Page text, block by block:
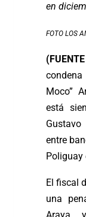
en
FOTO LOS
condena
Moco”
está
entre
Poliguay
El fiscal
una